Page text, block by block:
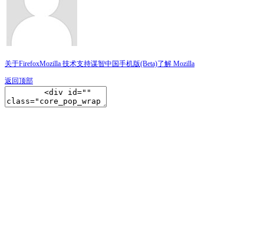
关于FirefoxMozilla 技术支持谋智中国手机版(Beta)了解 Mozilla
返回顶部